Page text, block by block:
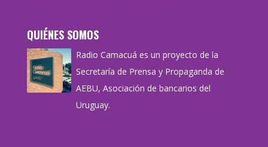
QUIÉNES SOMOS
Radio Camacuá es un proyecto de la
Secretaría de Prensa y Propaganda de
AEBU, Asociación de bancarios del
Uruguay.